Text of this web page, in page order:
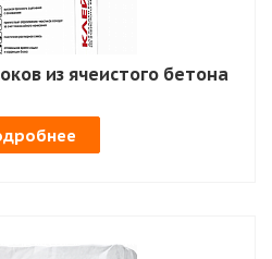
из ячеистого бетона